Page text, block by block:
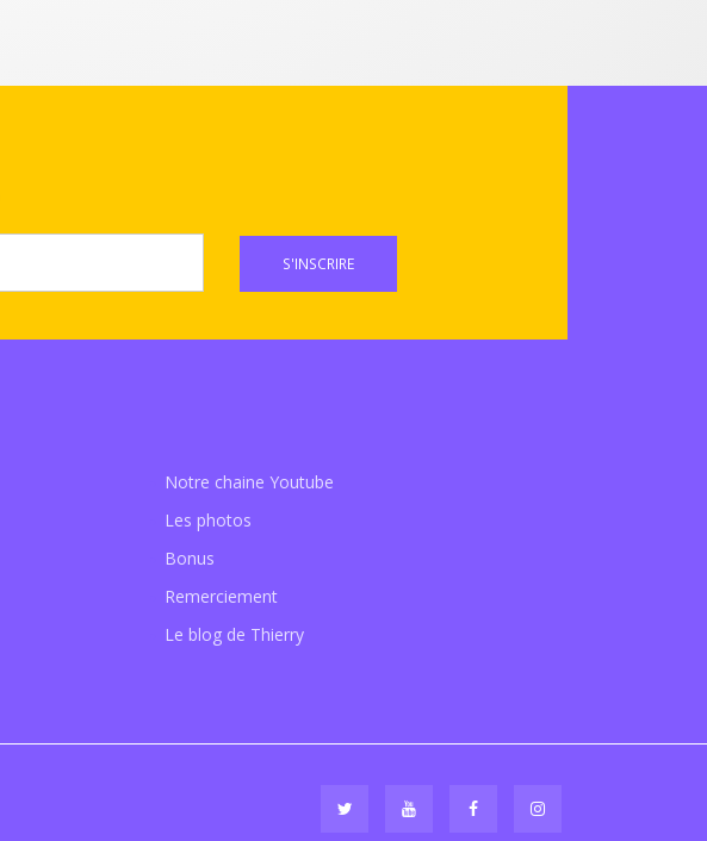
S'INSCRIRE
Notre chaine Youtube
Les photos
Bonus
Remerciement
Le blog de Thierry